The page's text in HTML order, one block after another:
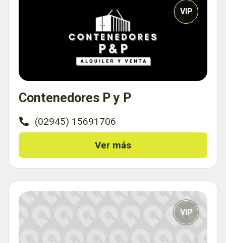
VIP
Contenedores P y P
(02945) 15691706
Ver más
VIP